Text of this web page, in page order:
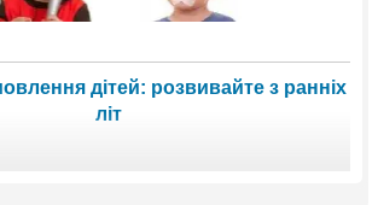
дітей: розвивайте з ранніх
літ